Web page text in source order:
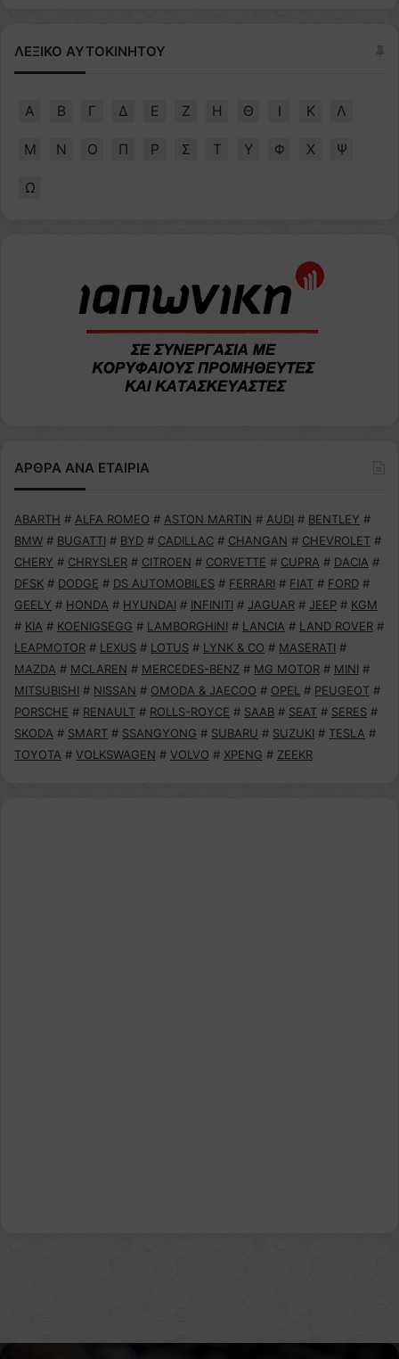
ΛΕΞΙΚΟ ΑΥΤΟΚΙΝΗΤΟΥ
Α Β Γ Δ Ε Ζ Η Θ Ι Κ Λ
Μ Ν Ο Π Ρ Σ Τ Υ Φ Χ Ψ
Ω
ΑΡΘΡΑ ΑΝΑ ΕΤΑΙΡΙΑ
ABARTH # ALFA ROMEO # ASTON MARTIN # AUDI # BENTLEY #
BMW # BUGATTI # BYD # CADILLAC # CHANGAN # CHEVROLET #
CHERY # CHRYSLER # CITROEN # CORVETTE # CUPRA # DACIA #
DFSK # DODGE # DS AUTOMOBILES # FERRARI # FIAT # FORD #
GEELY # HONDA # HYUNDAI # INFINITI # JAGUAR # JEEP # KGM
# KIA # KOENIGSEGG # LAMBORGHINI # LANCIA # LAND ROVER #
LEAPMOTOR # LEXUS # LOTUS # LYNK & CO # MASERATI #
MAZDA # MCLAREN # MERCEDES-BENZ # MG MOTOR # MINI #
MITSUBISHI # NISSAN # OMODA & JAECOO # OPEL # PEUGEOT #
PORSCHE # RENAULT # ROLLS-ROYCE # SAAB # SEAT # SERES #
SKODA # SMART # SSANGYONG # SUBARU # SUZUKI # TESLA #
TOYOTA # VOLKSWAGEN # VOLVO # XPENG # ZEEKR